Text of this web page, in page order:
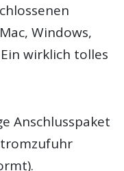
Windows,
wirklich tolles
Anschlusspaket